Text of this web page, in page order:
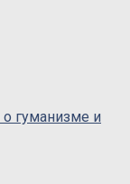
гуманизме и